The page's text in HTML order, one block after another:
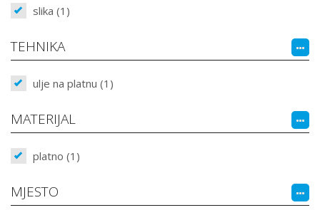
slika (1)
TEHNIKA
ulje na platnu (1)
MATERIJAL
platno (1)
MJESTO